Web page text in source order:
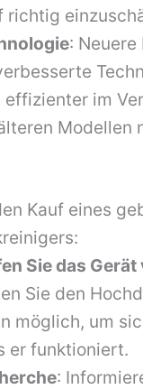
richtig
: Neuere
effizienter im
Modellen
Kauf eines
Sie das
Sie den
möglich, um
er funktioniert.
: